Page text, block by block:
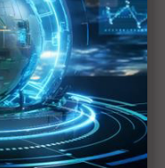
動產業革新同時潛
：影子API成企業
、量子與檢測三軸